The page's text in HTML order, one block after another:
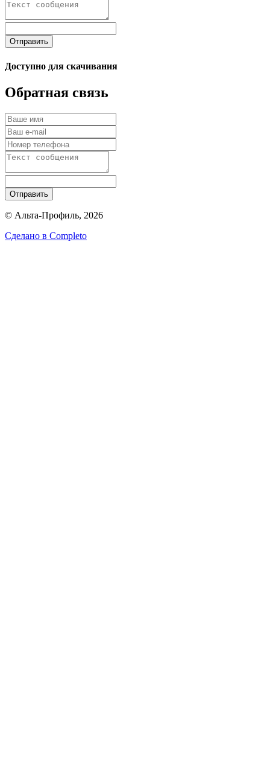
Отправить
Доступно для скачивания
Обратная связь
Отправить
© Альта-Профиль, 2026
Сделано в Completo